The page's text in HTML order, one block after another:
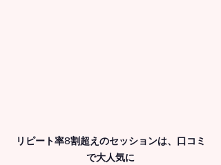
リピート率8割超えのセッションは、口コミ
で大人気に